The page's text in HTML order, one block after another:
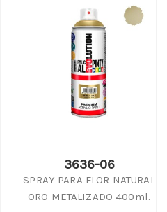
3636-06
SPRAY PARA FLOR NATURAL
ORO METALIZADO 400ml.